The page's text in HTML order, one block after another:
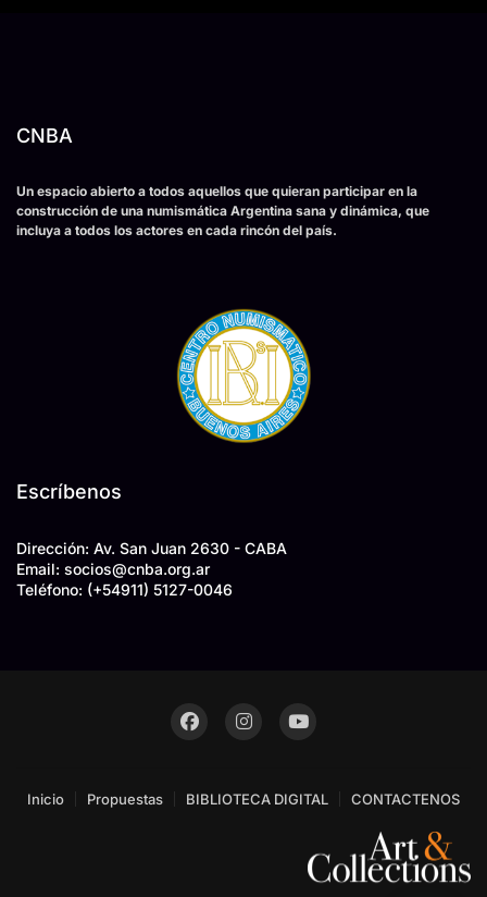
CNBA
Un espacio abierto a todos aquellos que quieran participar en la
construcción de una numismática Argentina sana y dinámica, que
incluya a todos los actores en cada rincón del país.
Escríbenos
Dirección: Av. San Juan 2630 - CABA
Email: socios@cnba.org.ar
Teléfono: (+54911) 5127-0046
Inicio Propuestas BIBLIOTECA DIGITAL CONTACTENOS